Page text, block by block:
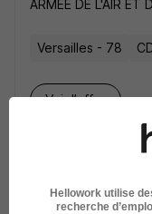
ARMEE DE L'AIR ET
Versailles - 78
Voir l’offre
Technicien
Développeur
ARMEE DE L'AIR ET
Hellowork utilise
recherche